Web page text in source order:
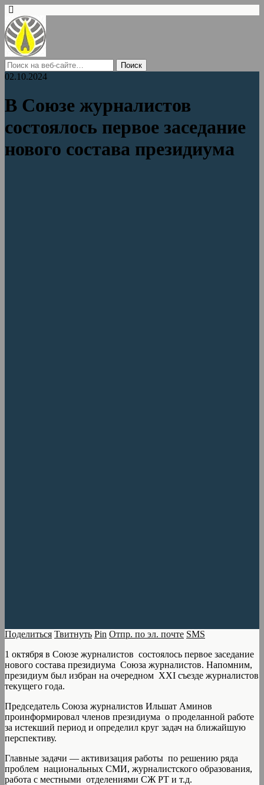
02.10.2024
В Союзе журналистов
состоялось первое заседание
нового состава президиума
Поделиться Твитнуть Pin Отпр. по эл. почте SMS
1 октября в Союзе журналистов состоялось первое заседание
нового состава президиума Союза журналистов. Напомним,
президиум был избран на очередном ХХI съезде журналистов
текущего года.
Председатель Союза журналистов Ильшат Аминов
проинформировал членов президиума о проделанной работе
за истекший период и определил круг задач на ближайшую
перспективу.
Главные задачи — активизация работы по решению ряда
проблем национальных СМИ, журналистского образования,
работа с местными отделениями СЖ РТ и т.д.